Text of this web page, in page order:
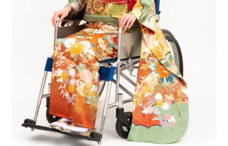
お知らせ・ブログ
0120-87-4580
(営業時間：9:00〜17:00 / 休日：土日祝)
※ご利用日が近い方は休日でもご連絡ください
お問い合わせ・資料請求